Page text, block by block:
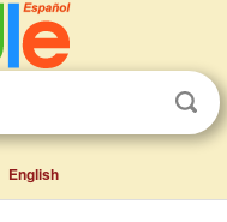
English